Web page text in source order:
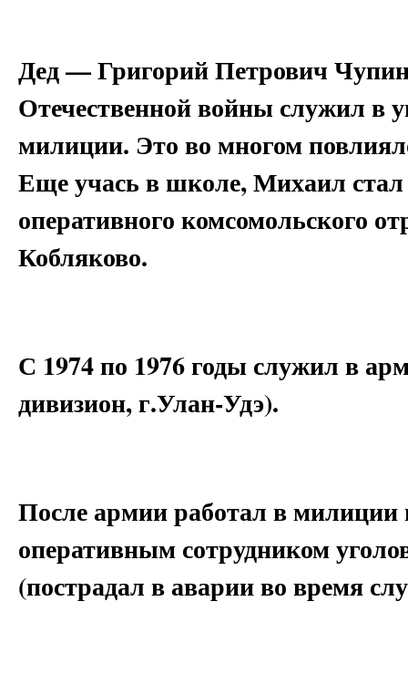
Дед — Григорий Петрович
Отечественной войны служил в
милиции. Это во многом
Еще учась в школе, Михаил
оперативного комсомольского
Кобляково.
С 1974 по 1976 годы служил в
дивизион, г.Улан-Удэ).
После армии работал в милиции
оперативным сотрудником
(пострадал в аварии во время